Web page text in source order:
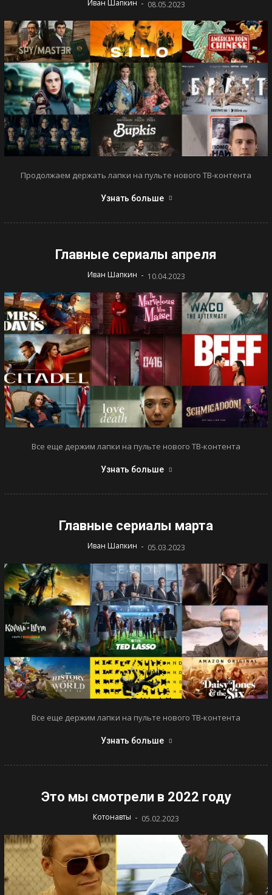
Иван Шапкин - 08.05.2023
Продолжаем держать лапки на пульте нового ТВ-контента
Узнать больше
Главные сериалы апреля
Иван Шапкин - 10.04.2023
Все еще держим лапки на пульте нового ТВ-контента
Узнать больше
Главные сериалы марта
Иван Шапкин - 05.03.2023
Все еще держим лапки на пульте нового ТВ-контента
Узнать больше
Это мы смотрели в 2022 году
Котонавты - 05.02.2023